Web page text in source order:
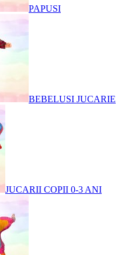
PAPUSI
BEBELUSI JUCARIE
JUCARII COPII 0-3 ANI